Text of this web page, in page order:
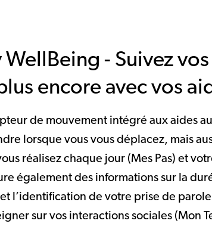
WellBeing - Suivez
encore avec vos
de mouvement intégré aux aides
lorsque vous vous déplacez, mais
réalisez chaque jour (Mes Pas) et
également des informations sur la
l’identification de votre prise de
sur vos interactions sociales (Mon